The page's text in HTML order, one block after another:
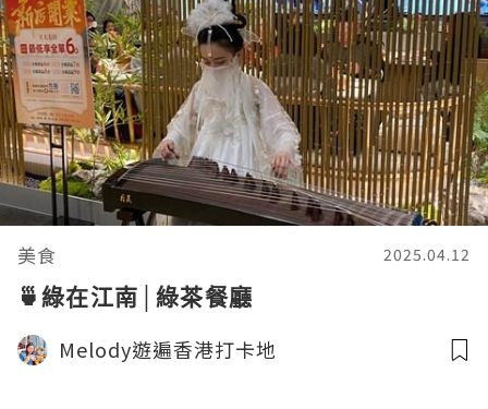
美食 2025.04.12
🍵綠在江南│綠茶餐廳
Melody遊遍香港打卡地